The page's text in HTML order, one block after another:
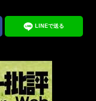
LINEで送る